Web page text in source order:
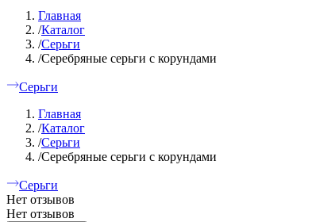
Главная
/Каталог
/Серьги
/Серебряные серьги с корундами
Серьги
Главная
/Каталог
/Серьги
/Серебряные серьги с корундами
Серьги
Нет отзывов
Нет отзывов